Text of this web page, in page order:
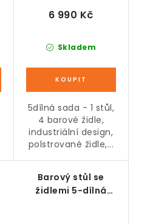
Skladem
6 990 Kč
5dílná sada - 1 stůl,
4 barové židle,
industriální design,
polstrované židle,...
Barový stůl se
židlemi 5-dílná